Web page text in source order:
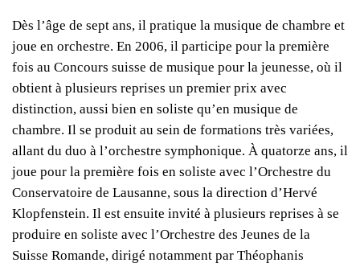
Dès l’âge de sept ans, il pratique la musique de chambre et
joue en orchestre. En 2006, il participe pour la première
fois au Concours suisse de musique pour la jeunesse, où il
obtient à plusieurs reprises un premier prix avec
distinction, aussi bien en soliste qu’en musique de
chambre. Il se produit au sein de formations très variées,
allant du duo à l’orchestre symphonique. À quatorze ans, il
joue pour la première fois en soliste avec l’Orchestre du
Conservatoire de Lausanne, sous la direction d’Hervé
Klopfenstein. Il est ensuite invité à plusieurs reprises à se
produire en soliste avec l’Orchestre des Jeunes de la
Suisse Romande, dirigé notamment par Théophanis